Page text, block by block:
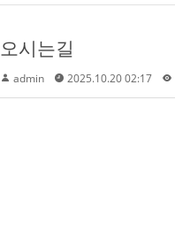
오시는길
admin 2025.10.20 02:17